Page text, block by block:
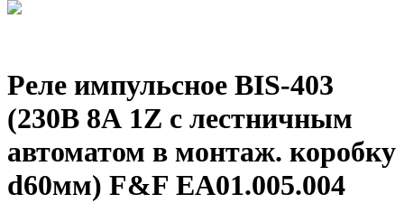
Реле импульсное BIS-403
(230В 8А 1Z с лестничным
автоматом в монтаж. коробку
d60мм) F&F EA01.005.004